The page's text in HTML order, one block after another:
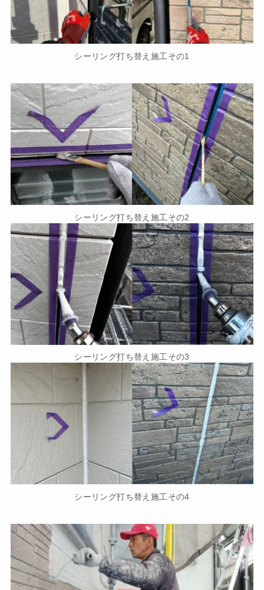
シーリング打ち替え施工その1
シーリング打ち替え施工その2
シーリング打ち替え施工その3
シーリング打ち替え施工その4